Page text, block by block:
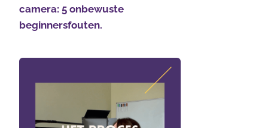
camera: 5 onbewuste
beginnersfouten.